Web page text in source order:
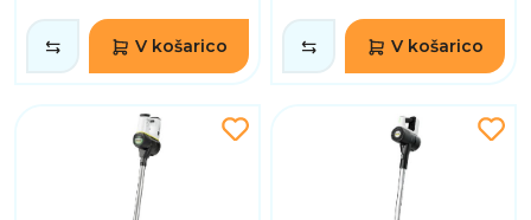
V košarico V košarico